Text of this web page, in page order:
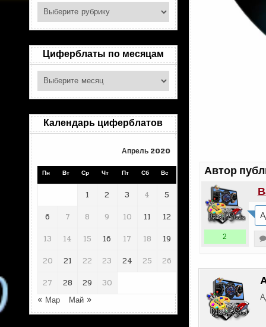
Поиск
рубрикам
Циферблаты по месяцам
Циферблаты
месяцам
Календарь циферблатов
Апрель 2020
Пн Вт Ср Чт Пт Сб Вс
1 2 3 4
5
6
7 8 9 10 11
12
13
14 15 16 17 18
19
20
21 22 23 24 25
26
27
28 29
30
« Мар
Май »
Автор
2